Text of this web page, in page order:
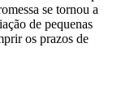
se tornou a
de pequenas
os prazos de